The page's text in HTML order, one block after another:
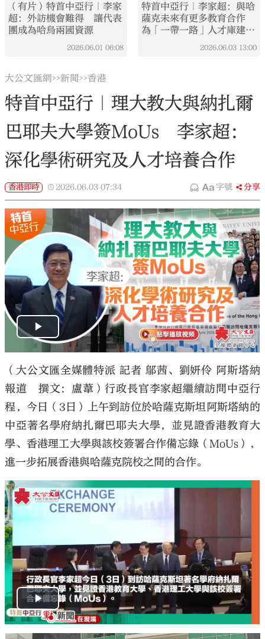
（有片）特首中亞行｜李家
超：外訪機會難得 讓代表
團成為哈烏兩國資源
2026.06.01 06:08
特首中亞行｜李家超：與哈
薩克未來有更多教育合作
為「一帶一路」人才庫建設
2026.06.03 13:00
大公文匯網>>新聞>>香港
特首中亞行｜理大教大與納扎爾
巴耶夫大學簽MoUs 李家超：
深化學術研究及人才培養合作
香港即時 2026.06.03 07:34 字號 分享
（大公文匯全媒體特派 記者 鄔茜、劉妍伶 阿斯塔納
報道 撰文：盧葦）行政長官李家超繼續訪問中亞行
程，今日（3日）上午到訪位於哈薩克斯坦阿斯塔納的
中亞著名學府納扎爾巴耶夫大學，並見證香港教育大
學、香港理工大學與該校簽署合作備忘錄（MoUs），
進一步拓展香港與哈薩克院校之間的合作。